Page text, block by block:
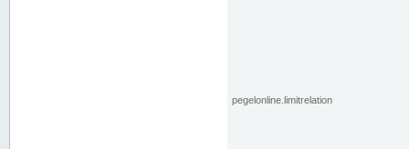
pegelonline.limitrelation